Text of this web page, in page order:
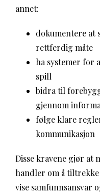
annet:
dokumentere at
rettferdig måte
ha systemer for
spill
bidra til
gjennom
følge klare
kommunikasjon
Disse kravene gjør at
handler om å tiltrekke
vise samfunnsansvar